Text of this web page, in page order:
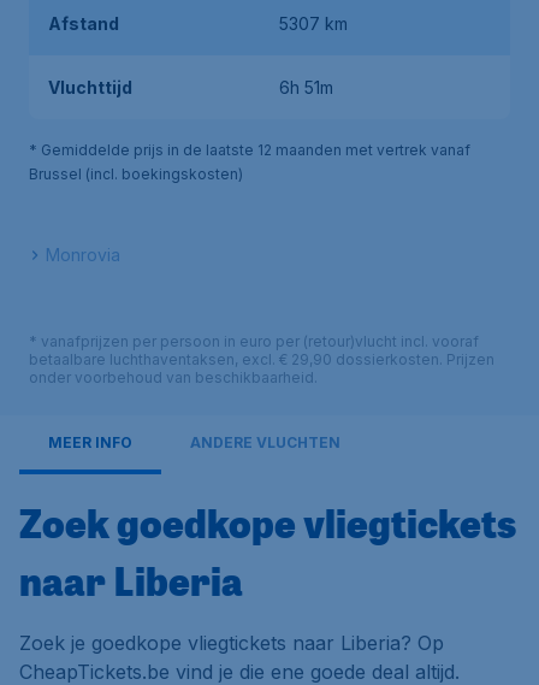
Afstand 5307 km
Vluchttijd 6h 51m
* Gemiddelde prijs in de laatste 12 maanden met vertrek vanaf
Brussel (incl. boekingskosten)
Monrovia
* vanafprijzen per persoon in euro per (retour)vlucht incl. vooraf
betaalbare luchthaventaksen, excl. € 29,90 dossierkosten. Prijzen
onder voorbehoud van beschikbaarheid.
MEER INFO ANDERE VLUCHTEN
Zoek goedkope vliegtickets
naar Liberia
Zoek je goedkope vliegtickets naar Liberia? Op
CheapTickets.be vind je die ene goede deal altijd.